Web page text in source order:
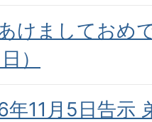
けましておめ
）
年11月5日告示